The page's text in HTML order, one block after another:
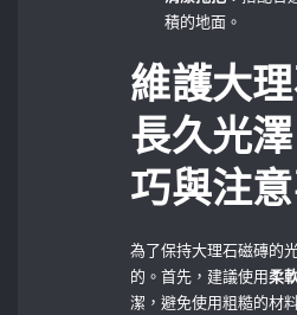
積的地面。
維護大
長久光
巧與注
為了保持大理石磁磚的
的。首先，建議使用柔
潔，避免使用粗糙的材